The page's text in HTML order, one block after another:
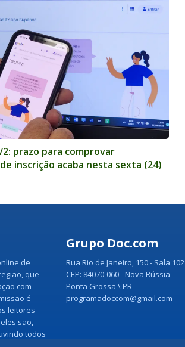
2: prazo para comprovar
inscrição acaba nesta sexta (24)
de
que
com
é
leitores
são,
todos
Grupo Doc.com
Rua Rio de Janeiro, 150 - Sala 102
CEP: 84070-060 - Nova Rússia
Ponta Grossa \ PR
programadoccom@gmail.com